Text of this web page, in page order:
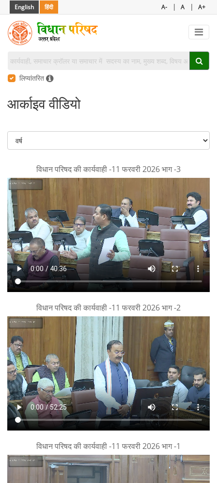
English हिंदी A- | A | A+
लिप्यांतरित
आर्काइव वीडियो
विधान परिषद की कार्यवाही -11 फरवरी 2026 भाग -3
विधान परिषद की कार्यवाही -11 फरवरी 2026 भाग -2
विधान परिषद की कार्यवाही -11 फरवरी 2026 भाग -1